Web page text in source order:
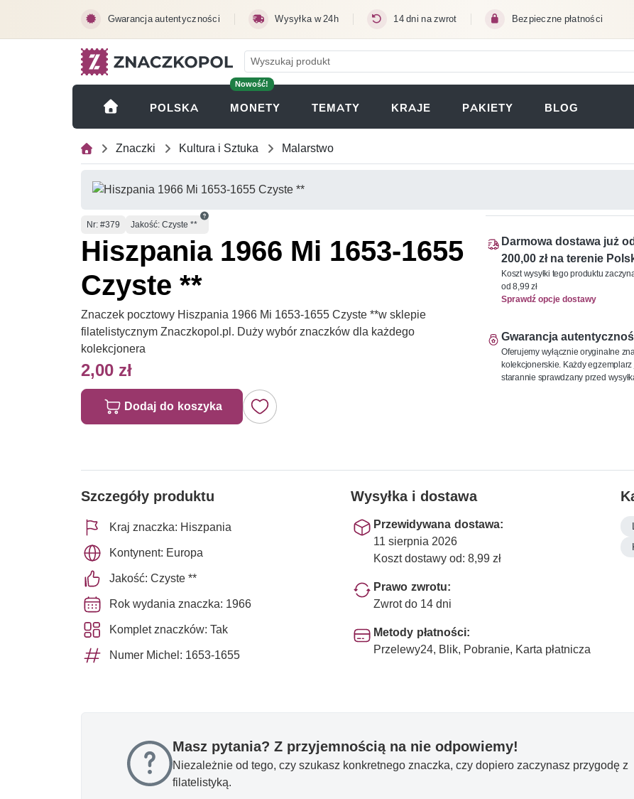
Gwarancja autentyczności Wysyłka w 24h 14 dni na zwrot Bezpieczne płatności
POLSKA
Nowość!
MONETY (OTWIERA SIĘ W NOWEJ KARCIE)
TEMATY KRAJE PAKIETY BLOG
Znaczki Kultura i Sztuka Malarstwo
Numer
Nr: #379 Jakość: Czyste **
Hiszpania 1966 Mi 1653-1655
Czyste **
Znaczek pocztowy Hiszpania 1966 Mi 1653-1655 Czyste **w sklepie
filatelistycznym Znaczkopol.pl. Duży wybór znaczków dla każdego
kolekcjonera
2,00 zł
Dodaj do koszyka
Darmowa dostawa już
200,00 zł na terenie
Koszt wysyłki tego produktu
od 8,99 zł
Sprawdź opcje dostawy
Gwarancja
Oferujemy wyłącznie oryginalne
kolekcjonerskie. Każdy egzemplarz
starannie sprawdzany przed
Szczegóły produktu
Kraj znaczka: Hiszpania
Kontynent: Europa
Jakość: Czyste **
Rok wydania znaczka: 1966
Komplet znaczków: Tak
Numer Michel: 1653-1655
Wysyłka i dostawa
Przewidywana dostawa:
11 sierpnia 2026
Koszt dostawy od: 8,99 zł
Prawo zwrotu:
Zwrot do 14 dni
Metody płatności:
Przelewy24, Blik, Pobranie, Karta płatnicza
Masz pytania? Z przyjemnością na nie odpowiemy!
Niezależnie od tego, czy szukasz konkretnego znaczka, czy dopiero zaczynasz przygodę z
filatelistyką.